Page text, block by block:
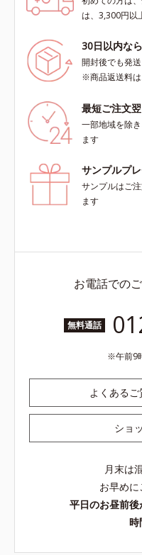
は、3,300円以
30日以内な
開封後でも発
※商品返送料
最短ご注文
一部地域を除
ます
サンプルプ
サンプルはご
ます
お電話での
無料通話
午前9
よくある
ショ
月末は
お早めに
平日のお昼前
時